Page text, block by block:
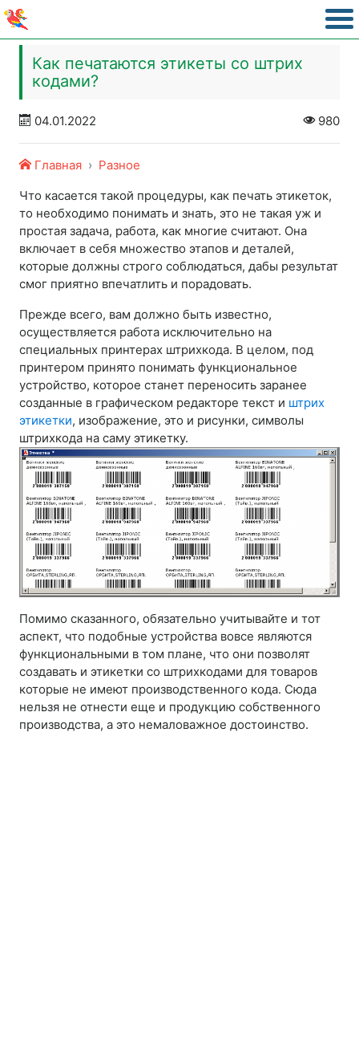
Как печатаются этикеты со штрих
кодами?
04.01.2022 980
Главная
Разное
Что касается такой процедуры, как печать этикеток,
то необходимо понимать и знать, это не такая уж и
простая задача, работа, как многие считают. Она
включает в себя множество этапов и деталей,
которые должны строго соблюдаться, дабы результат
смог приятно впечатлить и порадовать.
Прежде всего, вам должно быть известно,
осуществляется работа исключительно на
специальных принтерах штрихкода. В целом, под
принтером принято понимать функциональное
устройство, которое станет переносить заранее
созданные в графическом редакторе текст и штрих
этикетки, изображение, это и рисунки, символы
штрихкода на саму этикетку.
Помимо сказанного, обязательно учитывайте и тот
аспект, что подобные устройства вовсе являются
функциональными в том плане, что они позволят
создавать и этикетки со штрихкодами для товаров
которые не имеют производственного кода. Сюда
нельзя не отнести еще и продукцию собственного
производства, а это немаловажное достоинство.